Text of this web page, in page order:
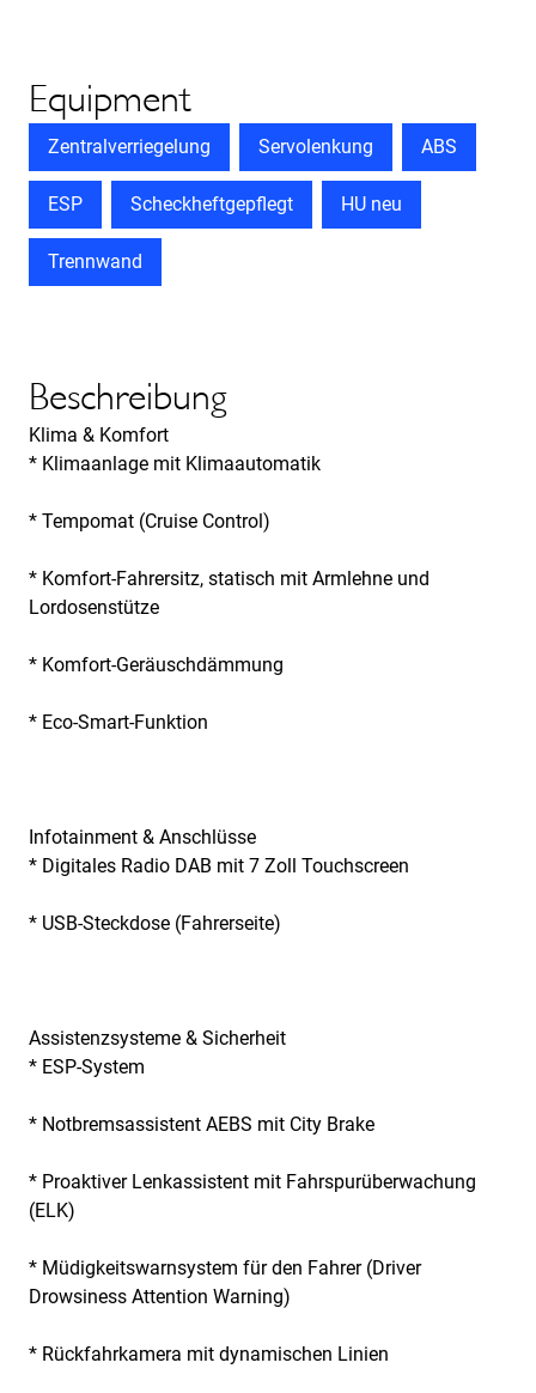
Equipment
Zentralverriegelung Servolenkung ABS
ESP Scheckheftgepflegt HU neu
Trennwand
Beschreibung
Klima & Komfort
* Klimaanlage mit Klimaautomatik
* Tempomat (Cruise Control)
* Komfort-Fahrersitz, statisch mit Armlehne und
Lordosenstütze
* Komfort-Geräuschdämmung
* Eco-Smart-Funktion
Infotainment & Anschlüsse
* Digitales Radio DAB mit 7 Zoll Touchscreen
* USB-Steckdose (Fahrerseite)
Assistenzsysteme & Sicherheit
* ESP-System
* Notbremsassistent AEBS mit City Brake
* Proaktiver Lenkassistent mit Fahrspurüberwachung
(ELK)
* Müdigkeitswarnsystem für den Fahrer (Driver
Drowsiness Attention Warning)
* Rückfahrkamera mit dynamischen Linien